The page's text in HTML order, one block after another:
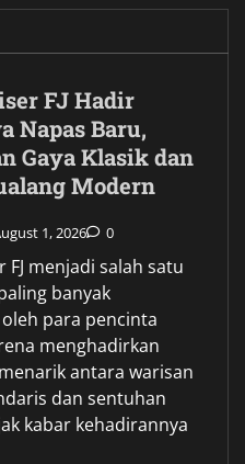
FJ Hadir
Napas Baru,
Gaya Klasik dan
Modern
1, 2026 0
FJ menjadi salah satu
banyak
para pencinta
menghadirkan
antara warisan
dan sentuhan
kabar kehadirannya